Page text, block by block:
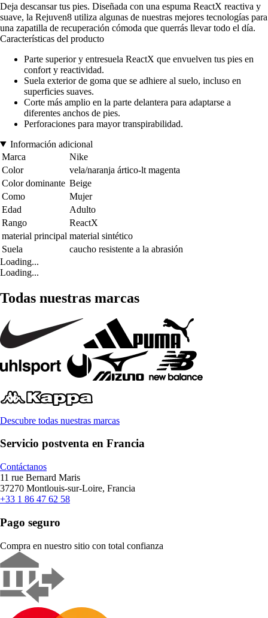
Deja descansar tus pies. Diseñada con una espuma ReactX reactiva y
suave, la Rejuven8 utiliza algunas de nuestras mejores tecnologías para
una zapatilla de recuperación cómoda que querrás llevar todo el día.
Características del producto
Parte superior y entresuela ReactX que envuelven tus pies en
confort y reactividad.
Suela exterior de goma que se adhiere al suelo, incluso en
superficies suaves.
Corte más amplio en la parte delantera para adaptarse a
diferentes anchos de pies.
Perforaciones para mayor transpirabilidad.
Información adicional
Marca
Nike
Color
vela/naranja ártico-lt magenta
Color dominante Beige
Como
Mujer
Edad
Adulto
Rango
ReactX
material principal material sintético
Suela
caucho resistente a la abrasión
Loading...
Loading...
Todas nuestras marcas
Descubre todas nuestras marcas
Servicio postventa en Francia
Contáctanos
11 rue Bernard Maris
37270 Montlouis-sur-Loire, Francia
+33 1 86 47 62 58
Pago seguro
Compra en nuestro sitio con total confianza